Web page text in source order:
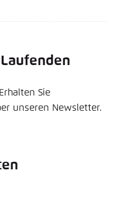
Sie
unseren Newsletter.